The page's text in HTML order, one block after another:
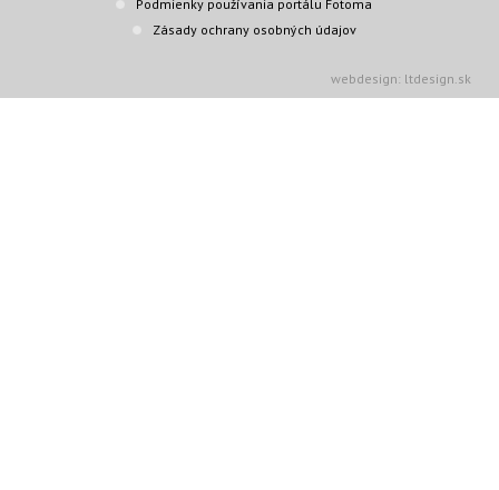
Podmienky používania portálu Fotoma
Zásady ochrany osobných údajov
webdesign: ltdesign.sk